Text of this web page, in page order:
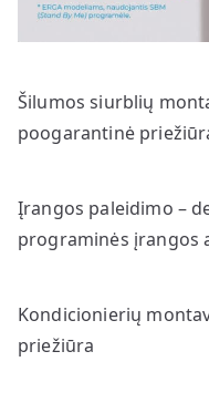
Šilumos siurblių
poogarantinė
Įrangos paleidimo –
programinės įrangos
Kondicionierių
priežiūra